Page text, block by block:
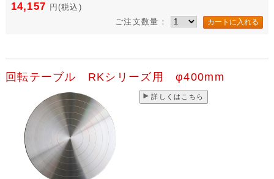
14,157 円 (税込)
ご注文数量：
回転テーブル RKシリーズ用 φ400mm
詳しくはこちら